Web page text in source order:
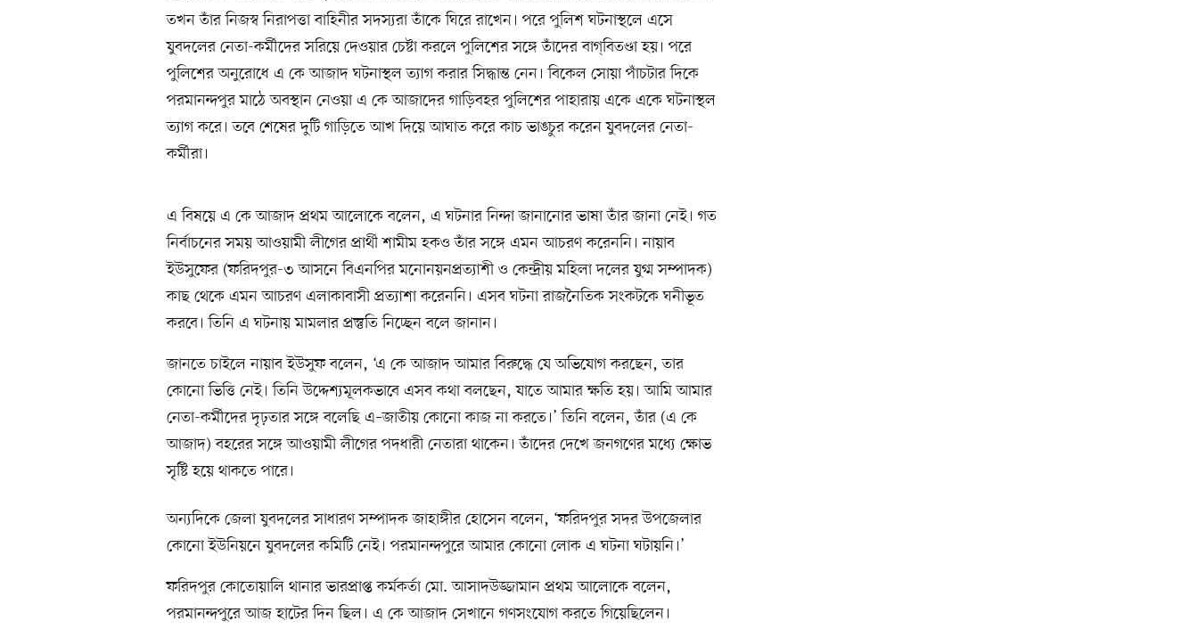
তখন তাঁর নিজস্ব নিরাপত্তা বাহিনীর সদস্যরা তাঁকে ঘিরে রাখেন। পরে পুলিশ ঘটনাস্থলে এসে
যুবদলের নেতা-কর্মীদের সরিয়ে দেওয়ার চেষ্টা করলে পুলিশের সঙ্গে তাঁদের বাগ্‌বিতণ্ডা হয়। পরে
পুলিশের অনুরোধে এ কে আজাদ ঘটনাস্থল ত্যাগ করার সিদ্ধান্ত নেন। বিকেল সোয়া পাঁচটার দিকে
পরমানন্দপুর মাঠে অবস্থান নেওয়া এ কে আজাদের গাড়িবহর পুলিশের পাহারায় একে একে ঘটনাস্থল
ত্যাগ করে। তবে শেষের দুটি গাড়িতে আখ দিয়ে আঘাত করে কাচ ভাঙচুর করেন যুবদলের নেতা-
কর্মীরা।
এ বিষয়ে এ কে আজাদ প্রথম আলোকে বলেন, এ ঘটনার নিন্দা জানানোর ভাষা তাঁর জানা নেই। গত
নির্বাচনের সময় আওয়ামী লীগের প্রার্থী শামীম হকও তাঁর সঙ্গে এমন আচরণ করেননি। নায়াব
ইউসুফের (ফরিদপুর-৩ আসনে বিএনপির মনোনয়নপ্রত্যাশী ও কেন্দ্রীয় মহিলা দলের যুগ্ম সম্পাদক)
কাছ থেকে এমন আচরণ এলাকাবাসী প্রত্যাশা করেননি। এসব ঘটনা রাজনৈতিক সংকটকে ঘনীভূত
করবে। তিনি এ ঘটনায় মামলার প্রস্তুতি নিচ্ছেন বলে জানান।
জানতে চাইলে নায়াব ইউসুফ বলেন, ‘এ কে আজাদ আমার বিরুদ্ধে যে অভিযোগ করছেন, তার
কোনো ভিত্তি নেই। তিনি উদ্দেশ্যমূলকভাবে এসব কথা বলছেন, যাতে আমার ক্ষতি হয়। আমি আমার
নেতা-কর্মীদের দৃঢ়তার সঙ্গে বলেছি এ–জাতীয় কোনো কাজ না করতে।’ তিনি বলেন, তাঁর (এ কে
আজাদ) বহরের সঙ্গে আওয়ামী লীগের পদধারী নেতারা থাকেন। তাঁদের দেখে জনগণের মধ্যে ক্ষোভ
সৃষ্টি হয়ে থাকতে পারে।
অন্যদিকে জেলা যুবদলের সাধারণ সম্পাদক জাহাঙ্গীর হোসেন বলেন, ‘ফরিদপুর সদর উপজেলার
কোনো ইউনিয়নে যুবদলের কমিটি নেই। পরমানন্দপুরে আমার কোনো লোক এ ঘটনা ঘটায়নি।’
ফরিদপুর কোতোয়ালি থানার ভারপ্রাপ্ত কর্মকর্তা মো. আসাদউজ্জামান প্রথম আলোকে বলেন,
পরমানন্দপুরে আজ হাটের দিন ছিল। এ কে আজাদ সেখানে গণসংযোগ করতে গিয়েছিলেন।